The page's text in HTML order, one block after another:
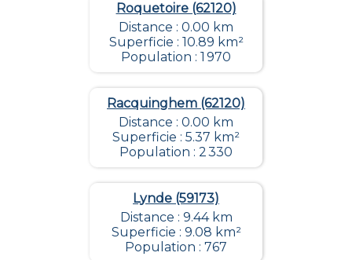
Roquetoire (62120)
Distance : 0.00 km
Superficie : 10.89 km²
Population : 1 970
Racquinghem (62120)
Distance : 0.00 km
Superficie : 5.37 km²
Population : 2 330
Lynde (59173)
Distance : 9.44 km
Superficie : 9.08 km²
Population : 767